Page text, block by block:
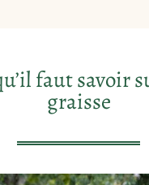
faut savoir
graisse